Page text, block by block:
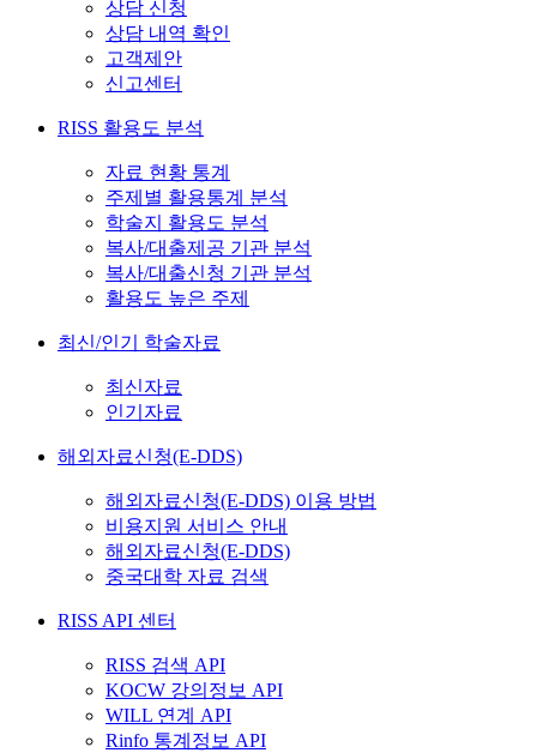
상담 신청
상담 내역 확인
고객제안
신고센터
RISS 활용도 분석
자료 현황 통계
주제별 활용통계 분석
학술지 활용도 분석
복사/대출제공 기관 분석
복사/대출신청 기관 분석
활용도 높은 주제
최신/인기 학술자료
최신자료
인기자료
해외자료신청(E-DDS)
해외자료신청(E-DDS) 이용 방법
비용지원 서비스 안내
해외자료신청(E-DDS)
중국대학 자료 검색
RISS API 센터
RISS 검색 API
KOCW 강의정보 API
WILL 연계 API
Rinfo 통계정보 API